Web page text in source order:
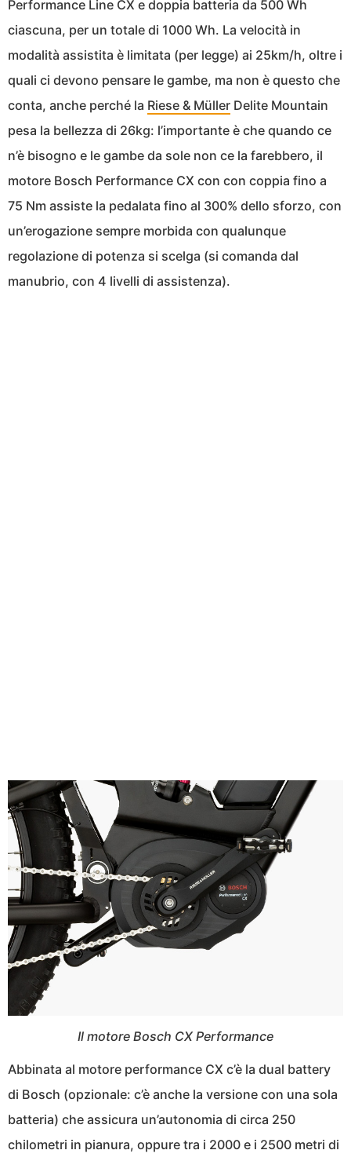
Performance Line CX e doppia batteria da 500 Wh
ciascuna, per un totale di 1000 Wh. La velocità in
modalità assistita è limitata (per legge) ai 25km/h, oltre i
quali ci devono pensare le gambe, ma non è questo che
conta, anche perché la Riese & Müller Delite Mountain
pesa la bellezza di 26kg: l’importante è che quando ce
n’è bisogno e le gambe da sole non ce la farebbero, il
motore Bosch Performance CX con con coppia fino a
75 Nm assiste la pedalata fino al 300% dello sforzo, con
un’erogazione sempre morbida con qualunque
regolazione di potenza si scelga (si comanda dal
manubrio, con 4 livelli di assistenza).
Il motore Bosch CX Performance
Abbinata al motore performance CX c’è la dual battery
di Bosch (opzionale: c’è anche la versione con una sola
batteria) che assicura un’autonomia di circa 250
chilometri in pianura, oppure tra i 2000 e i 2500 metri di